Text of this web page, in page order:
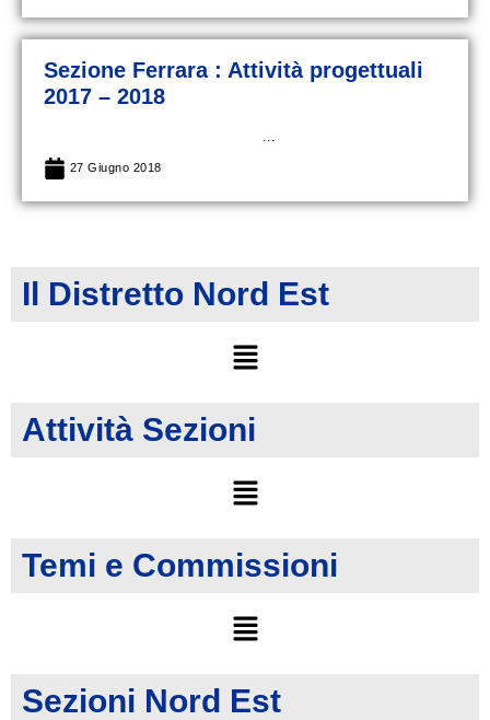
Sezione Ferrara : Attività progettuali
2017 – 2018
27 Giugno 2018
Il Distretto Nord Est
Attività Sezioni
Temi e Commissioni
Sezioni Nord Est